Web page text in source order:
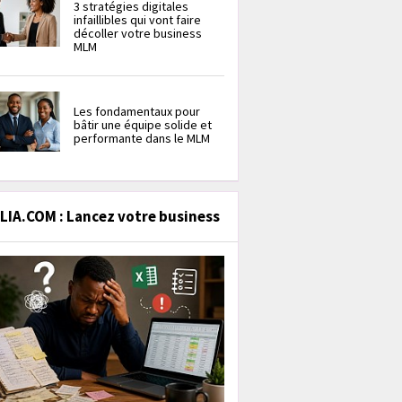
3 stratégies digitales
infaillibles qui vont faire
décoller votre business
MLM
Les fondamentaux pour
bâtir une équipe solide et
performante dans le MLM
: Lancez votre business